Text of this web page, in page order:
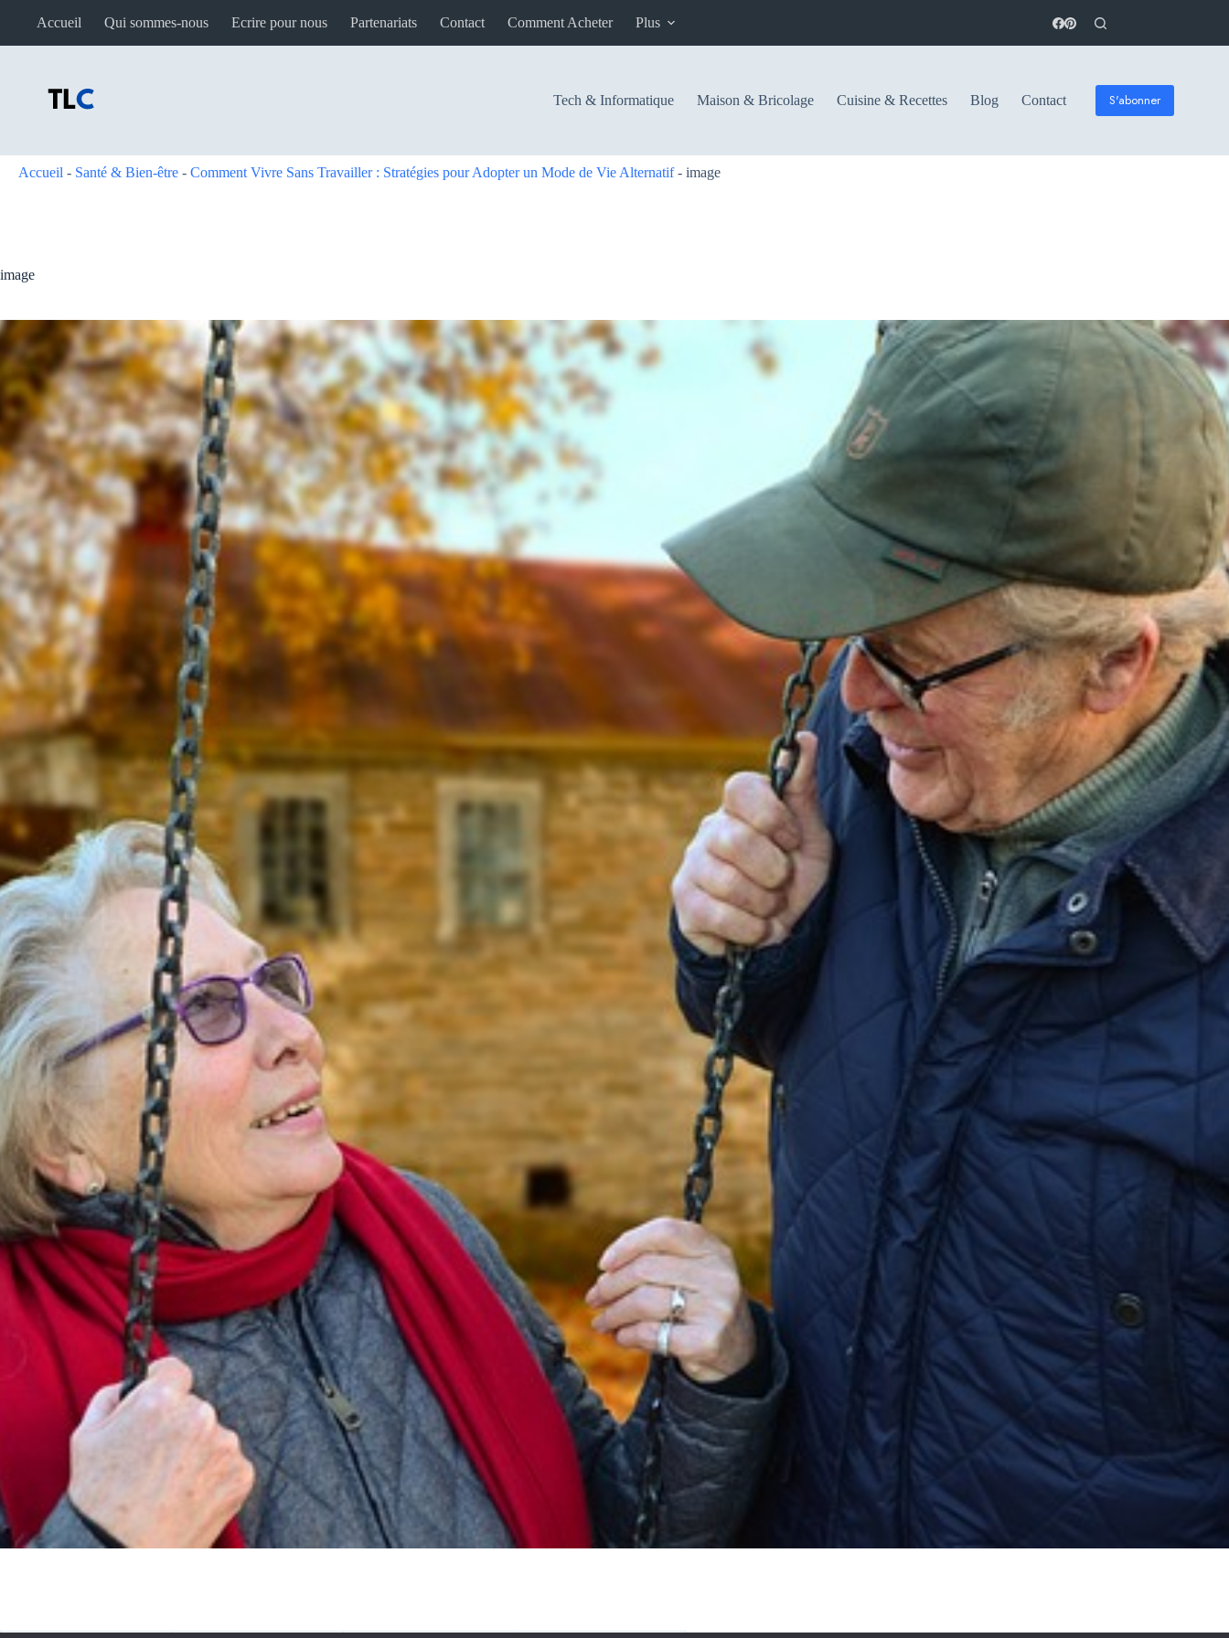
Accueil Qui sommes-nous Ecrire pour nous Partenariats Contact Comment Acheter Plus
Tech & Informatique Maison & Bricolage Cuisine & Recettes Blog Contact S'abonner
Accueil - Santé & Bien-être - Comment Vivre Sans Travailler : Stratégies pour Adopter un Mode de Vie Alternatif- image
image